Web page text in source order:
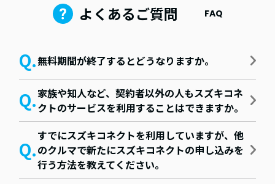
よくあるご質問 FAQ
無料期間が終了するとどうなりますか。
家族や知人など、契約者以外の人もスズキコネ
クトのサービスを利用することはできますか。
すでにスズキコネクトを利用していますが、他
のクルマで新たにスズキコネクトの申し込みを
行う方法を教えてください。